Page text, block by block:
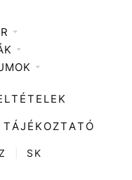
SK